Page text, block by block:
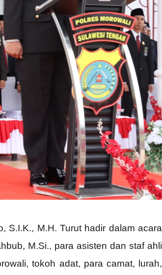
S.I.K., M.H. Turut hadir dalam acara
M.Si., para asisten dan staf ahli
tokoh adat, para camat, lurah,